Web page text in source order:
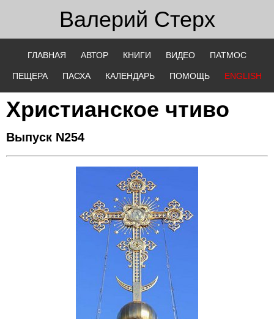
Валерий Стерх
ГЛАВНАЯ АВТОР КНИГИ ВИДЕО ПАТМОС
ПЕЩЕРА ПАСХА КАЛЕНДАРЬ ПОМОЩЬ ENGLISH
Христианское чтиво
Выпуск N254